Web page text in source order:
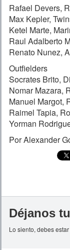
Rafael Devers,
Max Kepler,
Ketel Marte,
Raul Adalberto
Renato Nunez,
Outfielders
Socrates Brito,
Nomar Mazara,
Manuel Margot,
Raimel Tapia,
Yorman
Por Alexander
Déjanos
Lo siento, debes estar